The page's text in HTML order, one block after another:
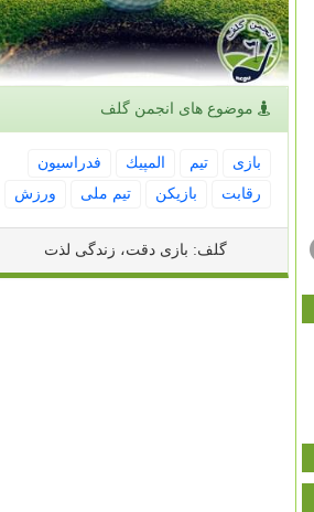
موضوع های انجمن گلف
بازی تیم المپیك
فدراسیون
رقابت
بازیكن تیم ملی ورزش
گلف: بازی دقت، زندگی لذت